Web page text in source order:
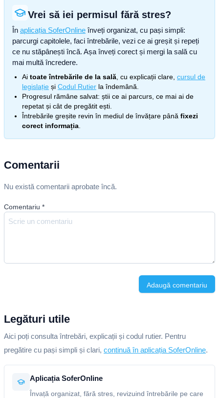
Vrei să iei permisul fără stres?
În aplicația SoferOnline înveți organizat, cu pași simpli:
parcurgi capitolele, faci întrebările, vezi ce ai greșit și repeți
ce nu stăpânești încă. Așa înveți corect și mergi la sală cu
mai multă încredere.
Ai toate întrebările de la sală , cu explicații clare, cursul de
legislație și Codul Rutier la îndemână.
Progresul rămâne salvat: știi ce ai parcurs, ce mai ai de
repetat și cât de pregătit ești.
Întrebările greșite revin în mediul de învățare până fixezi
corect informația
Comentarii
Nu există comentarii aprobate încă.
Comentariu *
Adaugă comentariu
Legături utile
Aici poți consulta întrebări, explicații și codul rutier. Pentru
pregătire cu pași simpli și clari, continuă în aplicația SoferOnline.
Aplicația SoferOnline
Învață organizat, fără stres, revizuind întrebările pe care